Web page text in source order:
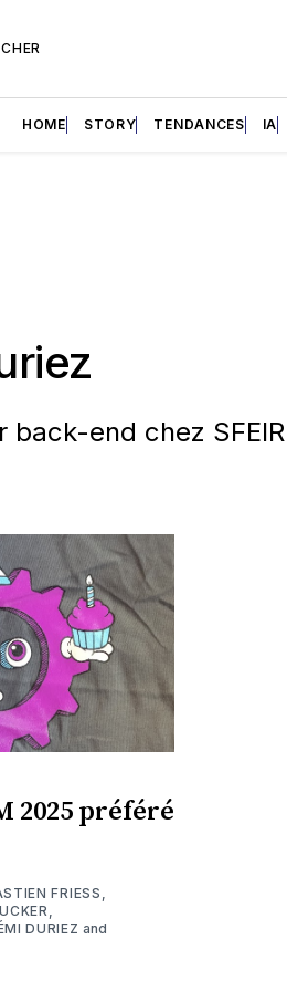
HOME STORY TENDANCES IA
back-end chez
2025 préféré
FRIESS
DURIEZ and